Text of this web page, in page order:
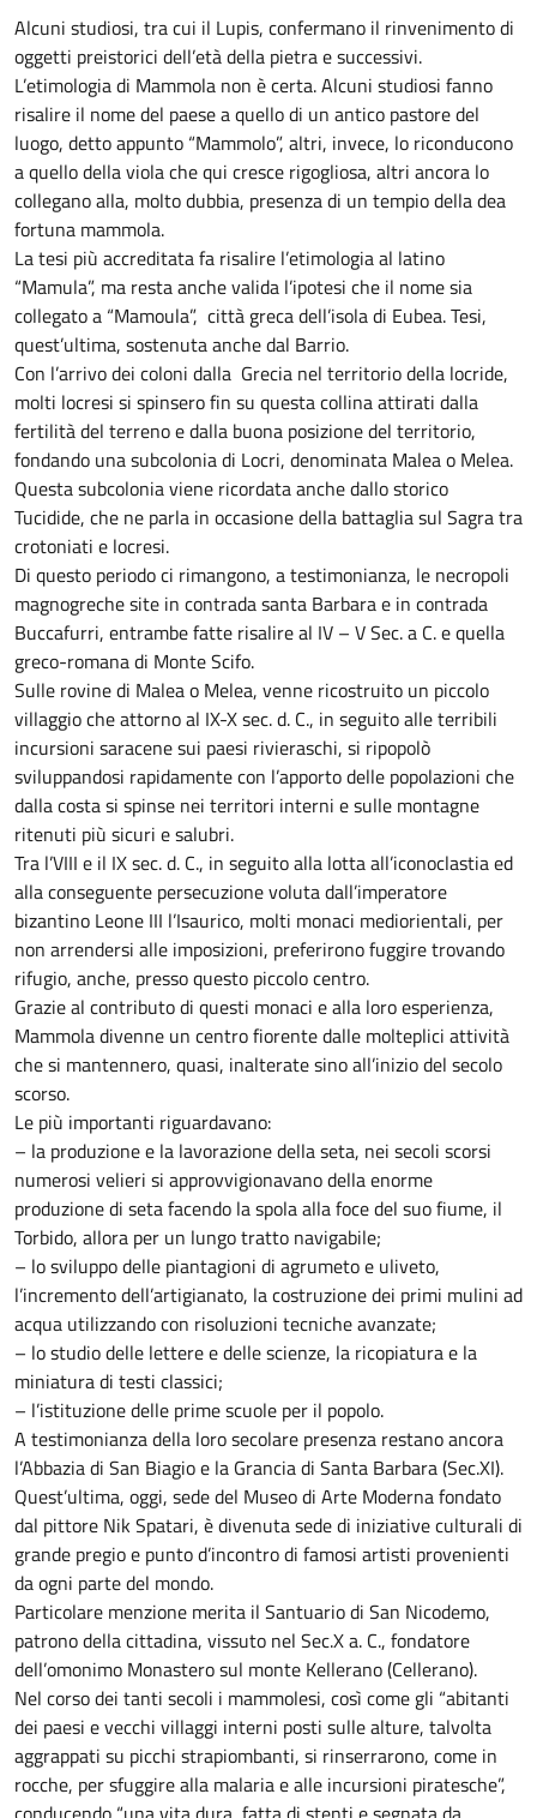
Alcuni studiosi, tra cui il Lupis, confermano il rinvenimento di
oggetti preistorici dell’età della pietra e successivi.
L’etimologia di Mammola non è certa. Alcuni studiosi fanno
risalire il nome del paese a quello di un antico pastore del
luogo, detto appunto “Mammolo”, altri, invece, lo riconducono
a quello della viola che qui cresce rigogliosa, altri ancora lo
collegano alla, molto dubbia, presenza di un tempio della dea
fortuna mammola.
La tesi più accreditata fa risalire l’etimologia al latino
“Mamula”, ma resta anche valida l’ipotesi che il nome sia
collegato a “Mamoula”, città greca dell’isola di Eubea. Tesi,
quest’ultima, sostenuta anche dal Barrio.
Con l’arrivo dei coloni dalla Grecia nel territorio della locride,
molti locresi si spinsero fin su questa collina attirati dalla
fertilità del terreno e dalla buona posizione del territorio,
fondando una subcolonia di Locri, denominata Malea o Melea.
Questa subcolonia viene ricordata anche dallo storico
Tucidide, che ne parla in occasione della battaglia sul Sagra tra
crotoniati e locresi.
Di questo periodo ci rimangono, a testimonianza, le necropoli
magnogreche site in contrada santa Barbara e in contrada
Buccafurri, entrambe fatte risalire al IV – V Sec. a C. e quella
greco-romana di Monte Scifo.
Sulle rovine di Malea o Melea, venne ricostruito un piccolo
villaggio che attorno al IX-X sec. d. C., in seguito alle terribili
incursioni saracene sui paesi rivieraschi, si ripopolò
sviluppandosi rapidamente con l’apporto delle popolazioni che
dalla costa si spinse nei territori interni e sulle montagne
ritenuti più sicuri e salubri.
Tra l’VIII e il IX sec. d. C., in seguito alla lotta all’iconoclastia ed
alla conseguente persecuzione voluta dall’imperatore
bizantino Leone III l’Isaurico, molti monaci mediorientali, per
non arrendersi alle imposizioni, preferirono fuggire trovando
rifugio, anche, presso questo piccolo centro.
Grazie al contributo di questi monaci e alla loro esperienza,
Mammola divenne un centro fiorente dalle molteplici attività
che si mantennero, quasi, inalterate sino all’inizio del secolo
scorso.
Le più importanti riguardavano:
– la produzione e la lavorazione della seta, nei secoli scorsi
numerosi velieri si approvvigionavano della enorme
produzione di seta facendo la spola alla foce del suo fiume, il
Torbido, allora per un lungo tratto navigabile;
– lo sviluppo delle piantagioni di agrumeto e uliveto,
l’incremento dell’artigianato, la costruzione dei primi mulini ad
acqua utilizzando con risoluzioni tecniche avanzate;
– lo studio delle lettere e delle scienze, la ricopiatura e la
miniatura di testi classici;
– l’istituzione delle prime scuole per il popolo.
A testimonianza della loro secolare presenza restano ancora
l’Abbazia di San Biagio e la Grancia di Santa Barbara (Sec.XI).
Quest’ultima, oggi, sede del Museo di Arte Moderna fondato
dal pittore Nik Spatari, è divenuta sede di iniziative culturali di
grande pregio e punto d’incontro di famosi artisti provenienti
da ogni parte del mondo.
Particolare menzione merita il Santuario di San Nicodemo,
patrono della cittadina, vissuto nel Sec.X a. C., fondatore
dell’omonimo Monastero sul monte Kellerano (Cellerano).
Nel corso dei tanti secoli i mammolesi, così come gli “abitanti
dei paesi e vecchi villaggi interni posti sulle alture, talvolta
aggrappati su picchi strapiombanti, si rinserrarono, come in
rocche, per sfuggire alla malaria e alle incursioni piratesche”,